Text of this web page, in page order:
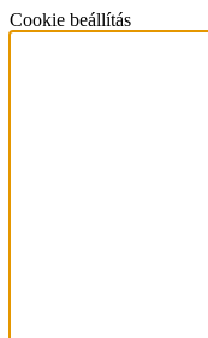
Cookie beállítás